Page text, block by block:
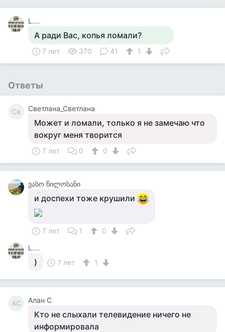
L….
А ради Вас, копья ломали?
7 лет 370 41 1
Ответы
Св Светлана_Светлана
Может и ломали, только я не замечаю что
вокруг меня творится
7 лет 0 0
ვასო წილოსანი
и доспехи тоже крушили
7 лет 1
0
L….
) 7 лет 1
АС Алан С
Кто не слыхали телевидение ничего не
информировала